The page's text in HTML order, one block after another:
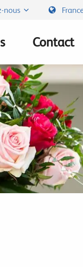
nous
Contact